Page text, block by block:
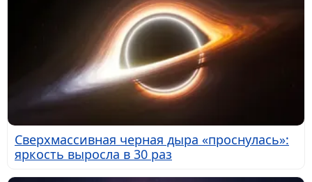
Сверхмассивная черная дыра «проснулась»:
яркость выросла в 30 раз